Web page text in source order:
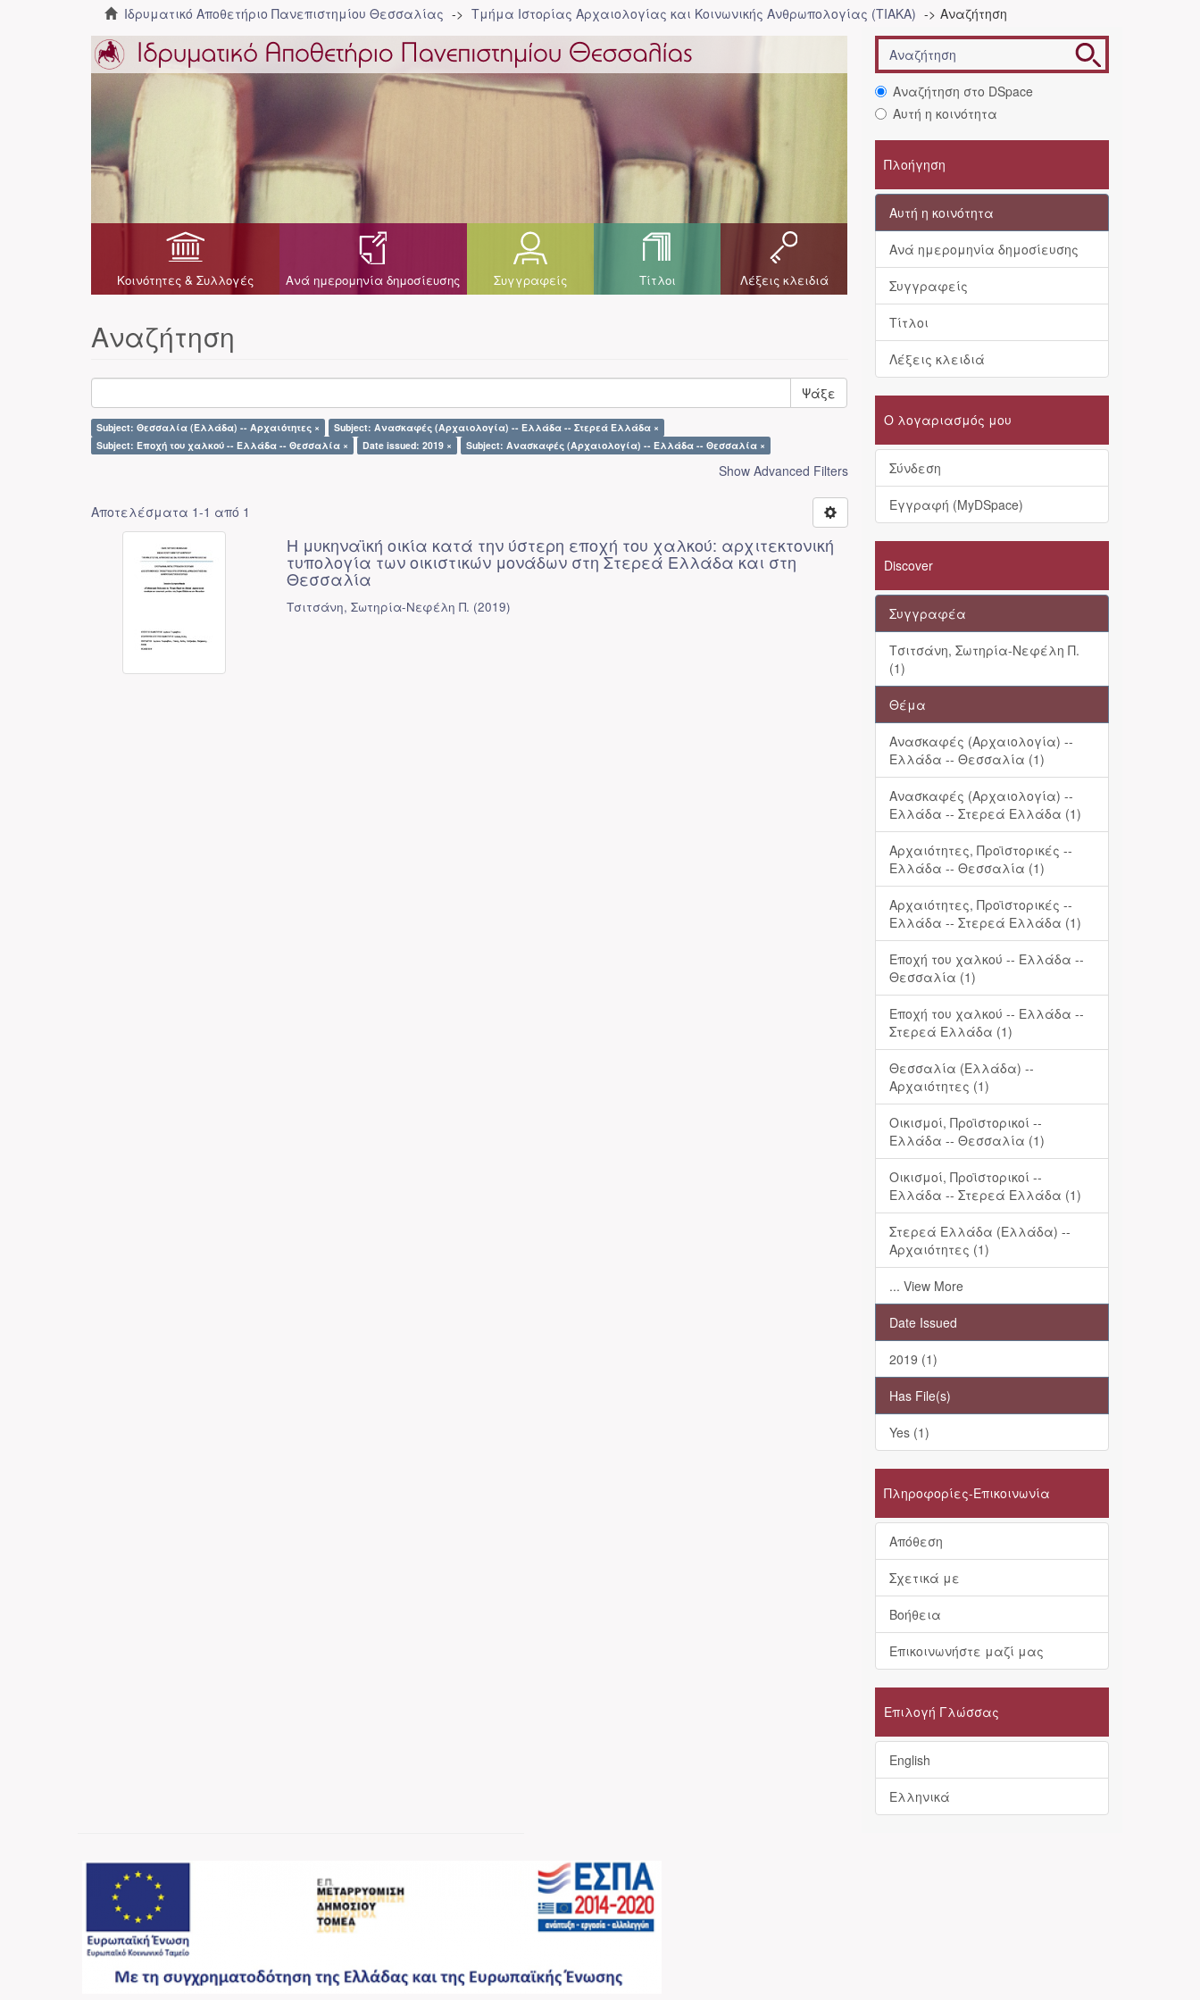
Ιδρυματικό Αποθετήριο Πανεπιστημίου Θεσσαλίας Τμήμα Ιστορίας Αρχαιολογίας και Κοινωνικής Ανθρωπολογίας (ΤΙΑΚΑ) Αναζήτηση
Κοινότητες & Συλλογές Ανά ημερομηνία δημοσίευσης Συγγραφείς Τίτλοι Λέξεις κλειδιά
Αναζήτηση
Ψάξε
Subject: Θεσσαλία (Ελλάδα) -- Αρχαιότητες ×
Subject: Ανασκαφές (Αρχαιολογία) -- Ελλάδα -- Στερεά Ελλάδα ×
Subject: Εποχή του χαλκού -- Ελλάδα -- Θεσσαλία ×
Date issued: 2019 × Subject: Ανασκαφές (Αρχαιολογία) -- Ελλάδα -- Θεσσαλία ×
Show Advanced Filters
Αποτελέσματα 1-1 από 1
Η μυκηναϊκή οικία κατά την ύστερη εποχή του χαλκού: αρχιτεκτονική
τυπολογία των οικιστικών μονάδων στη Στερεά Ελλάδα και στη
Θεσσαλία
Τσιτσάνη, Σωτηρία-Νεφέλη Π. (2019)
Αναζήτηση στο DSpace
Αυτή η κοινότητα
Πλοήγηση
Αυτή η κοινότητα
Ανά ημερομηνία δημοσίευσης
Συγγραφείς
Τίτλοι
Λέξεις κλειδιά
Ο λογαριασμός μου
Σύνδεση
Εγγραφή (MyDSpace)
Discover
Συγγραφέα
Τσιτσάνη, Σωτηρία-Νεφέλη Π.
(1)
Θέμα
Ανασκαφές (Αρχαιολογία) --
Ελλάδα -- Θεσσαλία (1)
Ανασκαφές (Αρχαιολογία) --
Ελλάδα -- Στερεά Ελλάδα (1)
Αρχαιότητες, Προϊστορικές --
Ελλάδα -- Θεσσαλία (1)
Αρχαιότητες, Προϊστορικές --
Ελλάδα -- Στερεά Ελλάδα (1)
Εποχή του χαλκού -- Ελλάδα --
Θεσσαλία (1)
Εποχή του χαλκού -- Ελλάδα --
Στερεά Ελλάδα (1)
Θεσσαλία (Ελλάδα) --
Αρχαιότητες (1)
Οικισμοί, Προϊστορικοί --
Ελλάδα -- Θεσσαλία (1)
Οικισμοί, Προϊστορικοί --
Ελλάδα -- Στερεά Ελλάδα (1)
Στερεά Ελλάδα (Ελλάδα) --
Αρχαιότητες (1)
... View More
Date Issued
2019 (1)
Has File(s)
Yes (1)
Πληροφορίες-Επικοινωνία
Απόθεση
Σχετικά με
Βοήθεια
Επικοινωνήστε μαζί μας
Επιλογή Γλώσσας
English
Ελληνικά